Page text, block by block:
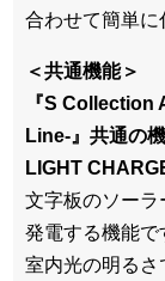
合わせて簡単に
＜共通機能＞
『S
Line-』共通の
LIGHT
⽂字板のソーラ
発電する機能で
室内光の明るさ